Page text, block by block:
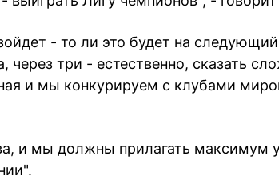
- то ли это будет на
через три - естественно, сказать
и мы конкурируем с клубами
и мы должны прилагать максимум